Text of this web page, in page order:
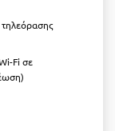
τηλεόρασης
Fi σε